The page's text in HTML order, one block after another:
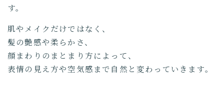
す。
肌やメイクだけではなく、
髪の艶感や柔らかさ、
顔まわりのまとまり方によって、
表情の見え方や空気感まで自然と変わっていきます。